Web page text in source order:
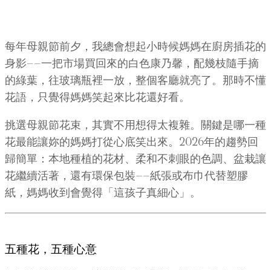
每年母親節前夕，我總會想起小時候媽媽在廚房插花的
身影——一把市場買回來的白色康乃馨，配幾枝隨手摘
的綠葉，往玻璃瓶裡一放，整個客廳就亮了。那時不懂
花語，只覺得媽媽笑起來比花還好看。
挑選母親節花束，其實不用想得太複雜。關鍵是哪一種
花最能讓妳的媽媽打從心底笑出來。2026年的趨勢回
歸簡單：本地種植的花材、柔和不刺眼的色調、盆栽讓
花繼續活著，還有環保包裝——紙張或布巾代替塑膠
紙，媽媽收到會覺得「這孩子真細心」。
五種花，五種心意